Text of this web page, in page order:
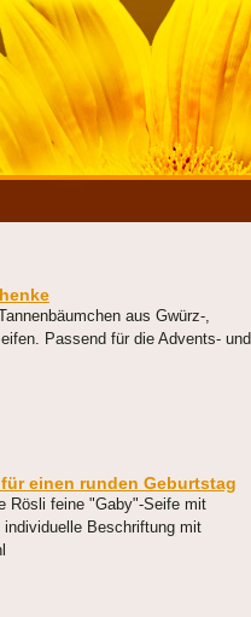
aus Gwürz-,
Passend für die Advents- und
einen runden Geburtstag
Rösli feine "Gaby"-Seife mit
individuelle Beschriftung mit